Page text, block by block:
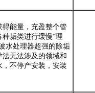
能量，充盈整个管
垢类进行缓慢“理
水处理器超强的除垢
无法涉及的领域和
不停产安装，安装